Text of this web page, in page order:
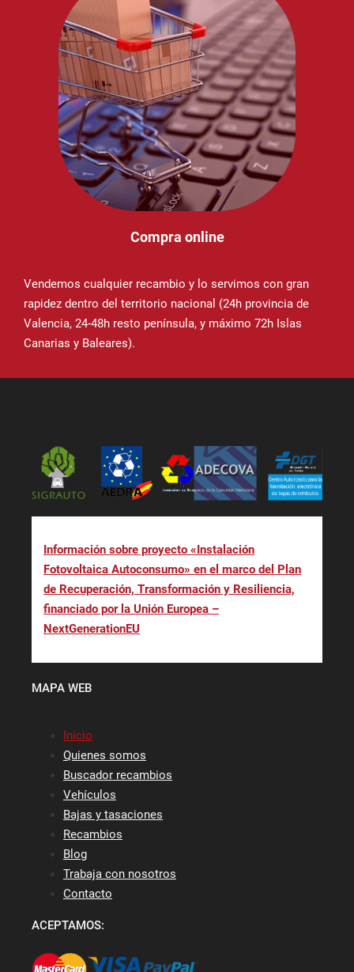
Compra online
Vendemos cualquier recambio y lo servimos con gran
rapidez dentro del territorio nacional (24h provincia de
Valencia, 24-48h resto península, y máximo 72h Islas
Canarias y Baleares).
Información sobre proyecto «Instalación
Fotovoltaica Autoconsumo» en el marco del Plan
de Recuperación, Transformación y Resiliencia,
financiado por la Unión Europea –
NextGenerationEU
MAPA WEB
Inicio
Quienes somos
Buscador recambios
Vehículos
Bajas y tasaciones
Recambios
Blog
Trabaja con nosotros
Contacto
ACEPTAMOS: